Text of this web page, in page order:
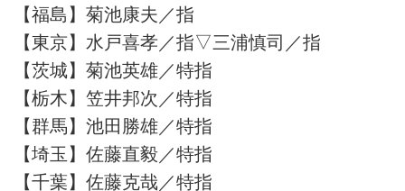
【福島】菊池康夫／指
【東京】水戸喜孝／指▽三浦慎司／指
【茨城】菊池英雄／特指
【栃木】笠井邦次／特指
【群馬】池田勝雄／特指
【埼玉】佐藤直毅／特指
【千葉】佐藤克哉／特指